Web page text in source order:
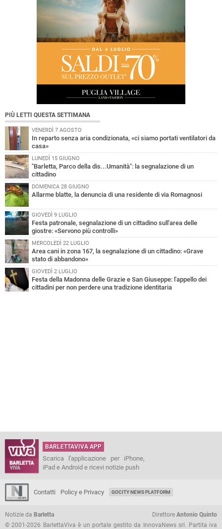
PIÙ LETTI QUESTA SETTIMANA
VENERDÌ 7 AGOSTO
In reparto senza aria condizionata, «ci siamo portati ventilatori da
casa»
LUNEDÌ 15 GIUGNO
"Barletta, Parco della dis...Umanità": la segnalazione di un
cittadino
DOMENICA 28 GIUGNO
Allarme blatte, la denuncia di una residente di via Romagnosi
GIOVEDÌ 9 LUGLIO
Festa patronale, segnalazione di un cittadino sull'area delle
giostre: «Servono più controlli»
MERCOLEDÌ 22 LUGLIO
Area cani in zona 167, la segnalazione di un cittadino: «Grave
stato di abbandono»
GIOVEDÌ 2 LUGLIO
Festa della Madonna delle Grazie e San Giuseppe: l'appello dei
cittadini per non perdere una tradizione identitaria
BARLETTAVIVA APP
Scarica l'applicazione per iPhone,
iPad e Android e ricevi notizie push
Contatti Policy e Privacy GOCITY NEWS PLATFORM
Notizie da Barletta Direttore Antonio Quinto
© 2001-2026 BarlettaViva è un portale gestito da InnovaNews srl. Partita iva